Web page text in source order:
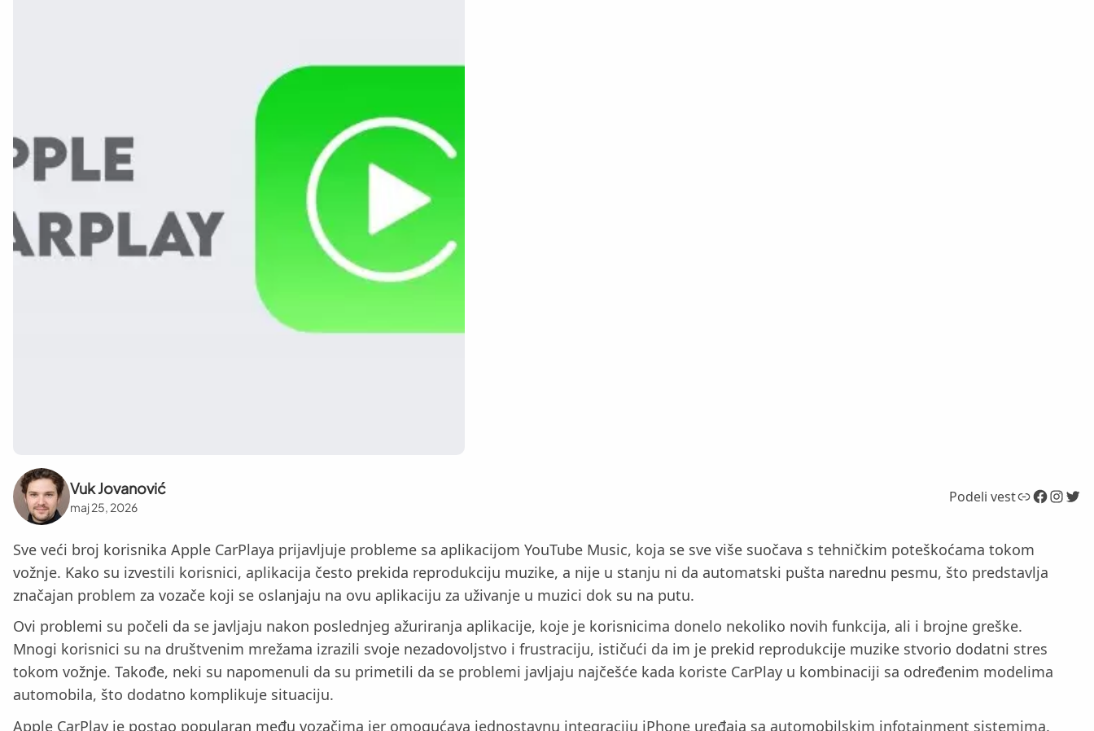
Vuk Jovanović
maj 25, 2026
Podeli vestLink Facebook InstagramTwitter
Sve veći broj korisnika Apple CarPlaya prijavljuje probleme sa aplikacijom YouTube Music, koja se sve više suočava s tehničkim poteškoćama tokom
vožnje. Kako su izvestili korisnici, aplikacija često prekida reprodukciju muzike, a nije u stanju ni da automatski pušta narednu pesmu, što predstavlja
značajan problem za vozače koji se oslanjaju na ovu aplikaciju za uživanje u muzici dok su na putu.
Ovi problemi su počeli da se javljaju nakon poslednjeg ažuriranja aplikacije, koje je korisnicima donelo nekoliko novih funkcija, ali i brojne greške.
Mnogi korisnici su na društvenim mrežama izrazili svoje nezadovoljstvo i frustraciju, ističući da im je prekid reprodukcije muzike stvorio dodatni stres
tokom vožnje. Takođe, neki su napomenuli da su primetili da se problemi javljaju najčešće kada koriste CarPlay u kombinaciji sa određenim modelima
automobila, što dodatno komplikuje situaciju.
Apple CarPlay je postao popularan među vozačima jer omogućava jednostavnu integraciju iPhone uređaja sa automobilskim infotainment sistemima.